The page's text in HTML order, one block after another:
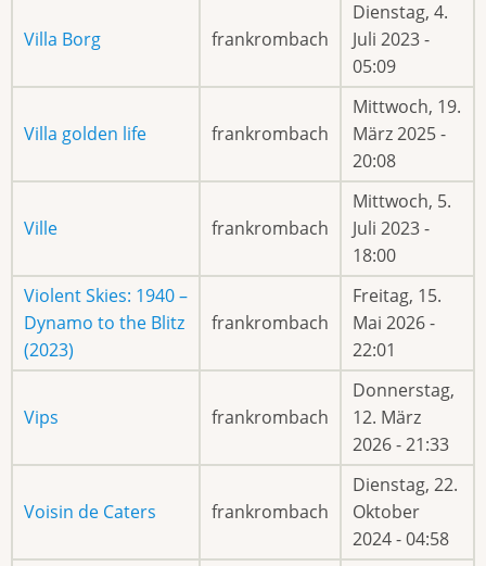
Villa Borg frankrombach
Dienstag, 4.
Juli 2023 -
05:09
Villa golden life frankrombach
Mittwoch, 19.
März 2025 -
20:08
Ville frankrombach
Mittwoch, 5.
Juli 2023 -
18:00
Violent Skies: 1940 –
Dynamo to the Blitz
(2023)
frankrombach
Freitag, 15.
Mai 2026 -
22:01
Vips frankrombach
Donnerstag,
12. März
2026 - 21:33
Voisin de Caters frankrombach
Dienstag, 22.
Oktober
2024 - 04:58